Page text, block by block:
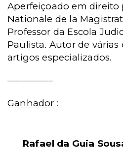
Aperfeiçoado em direito
Nationale de la
Professor da Escola
Paulista. Autor de várias
artigos especializados.
Ganhador :
Rafael da Guia